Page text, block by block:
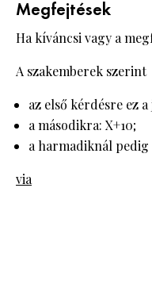
Megfejtések
Ha kíváncsi vagy a
A szakemberek szerint
az első kérdésre ez a
a másodikra: X+10;
a harmadiknál pedig
via